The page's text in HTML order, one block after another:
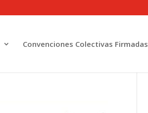
Convenciones Colectivas Firmadas